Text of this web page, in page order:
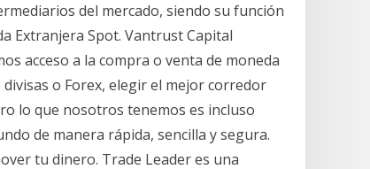
del mercado, siendo su función
Extranjera Spot. Vantrust Capital
acceso a la compra o venta de moneda
o Forex, elegir el mejor corredor
lo que nosotros tenemos es incluso
de manera rápida, sencilla y segura.
tu dinero. Trade Leader es una